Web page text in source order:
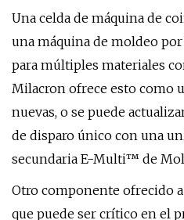
Una celda de máquina de
una máquina de moldeo
para múltiples materiales
Milacron ofrece esto como
nuevas, o se puede
de disparo único con una
secundaria E-Multi™ de
Otro componente ofrecido
que puede ser crítico en el